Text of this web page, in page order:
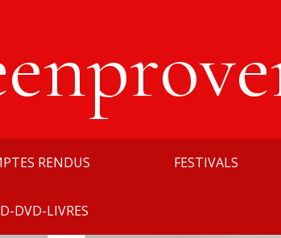
RENDUS FESTIVALS
DVD-LIVRES